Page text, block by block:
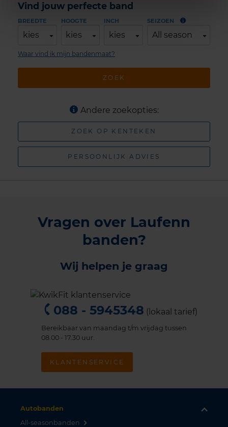
Vind jouw perfecte band
BREEDTE
kies
HOOGTE
kies
INCH
kies
SEIZOEN
All season
ZOEK
Waar vind ik mijn bandenmaat?
Andere zoekopties:
ZOEK OP KENTEKEN
PERSOONLIJK ADVIES
Vragen over Laufenn
banden?
Wij helpen je graag
088 - 5945348 (lokaal tarief)
Bereikbaar van maandag t/m vrijdag tussen
08.00 - 17.30 uur.
KLANTENSERVICE
Autobanden
All-seasonbanden